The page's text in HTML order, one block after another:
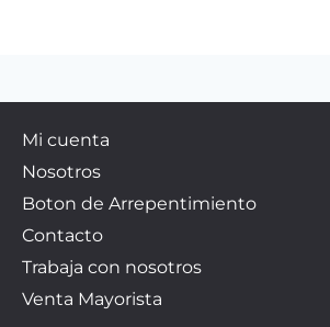
Mi cuenta
Nosotros
Boton de Arrepentimiento
Contacto
Trabaja con nosotros
Venta Mayorista